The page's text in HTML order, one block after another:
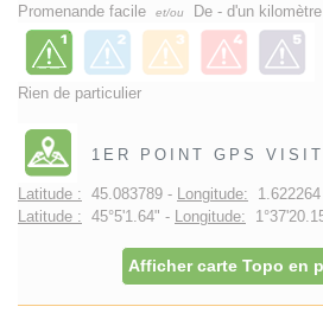
Promenande facile et/ou De - d'un kilomètre
Rien de particulier
1ER POINT GPS
Latitude : 45.083789 - Longitude: 1.622264
Latitude : 45°5'1.64" - Longitude:
Afficher carte Topo en